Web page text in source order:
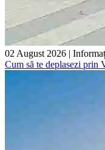
02 August 2026 |
Cum să te deplasezi prin